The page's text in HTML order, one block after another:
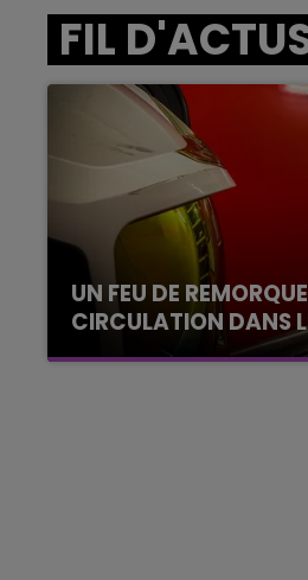
10h00 - 14h00
LE TICKET DE
FIL
UN FEU DE
CIRCULATION DANS
Un feu de remorque